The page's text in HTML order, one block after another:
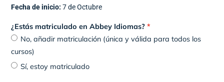
Fecha de inicio: 7 de Octubre
¿Estás matriculado en Abbey Idiomas?
No, añadir matriculación (única y válida para todos los
cursos)
Sí, estoy matriculado